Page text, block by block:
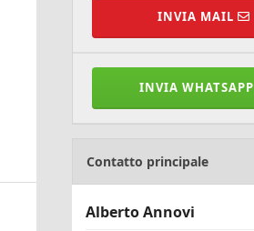
INVIA MAIL
INVIA WHATSAPP
Contatto principale
Alberto Annovi